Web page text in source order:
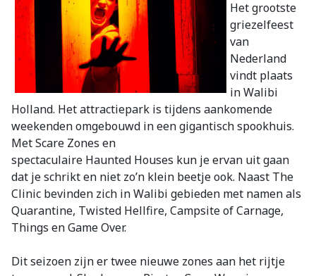
Het grootste
griezelfeest
van
Nederland
vindt plaats
in Walibi
Holland. Het attractiepark is tijdens aankomende
weekenden omgebouwd in een gigantisch spookhuis.
Met Scare Zones en
spectaculaire Haunted Houses kun je ervan uit gaan
dat je schrikt en niet zo’n klein beetje ook. Naast The
Clinic bevinden zich in Walibi gebieden met namen als
Quarantine, Twisted Hellfire, Campsite of Carnage,
Things en Game Over.
Dit seizoen zijn er twee nieuwe zones aan het rijtje